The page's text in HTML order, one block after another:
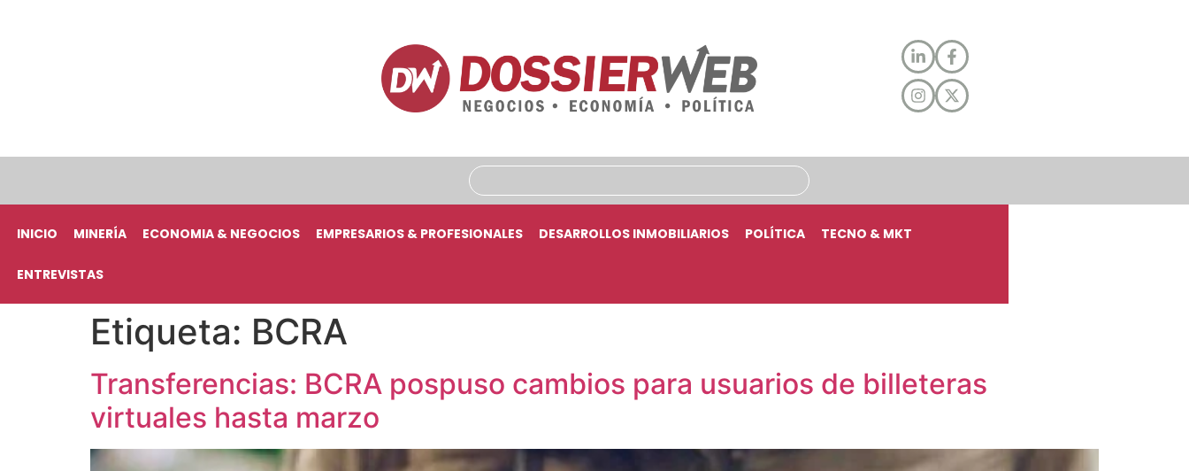
INICIO MINERÍA ECONOMIA & NEGOCIOS EMPRESARIOS & PROFESIONALES DESARROLLOS INMOBILIARIOS POLÍTICA TECNO & MKT
ENTREVISTAS
Etiqueta: BCRA
Transferencias: BCRA pospuso cambios para usuarios de billeteras
virtuales hasta marzo